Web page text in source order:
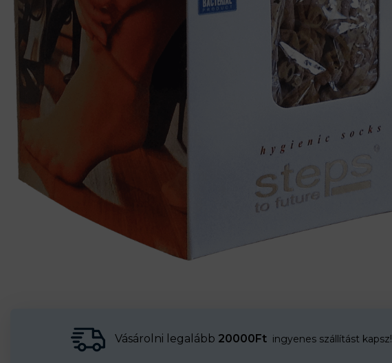
Vásárolni legalább 20000Ft ingyenes szállítást kapsz!